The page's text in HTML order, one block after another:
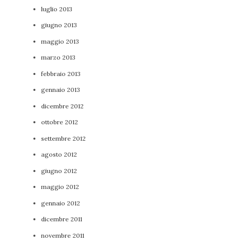
luglio 2013
giugno 2013
maggio 2013
marzo 2013
febbraio 2013
gennaio 2013
dicembre 2012
ottobre 2012
settembre 2012
agosto 2012
giugno 2012
maggio 2012
gennaio 2012
dicembre 2011
novembre 2011